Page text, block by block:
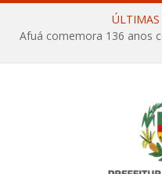
ÚLTIMAS